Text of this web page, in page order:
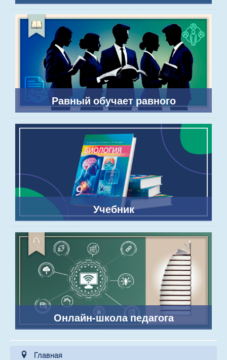
Равный обучает равного
Учебник
Онлайн-школа педагога
Главная